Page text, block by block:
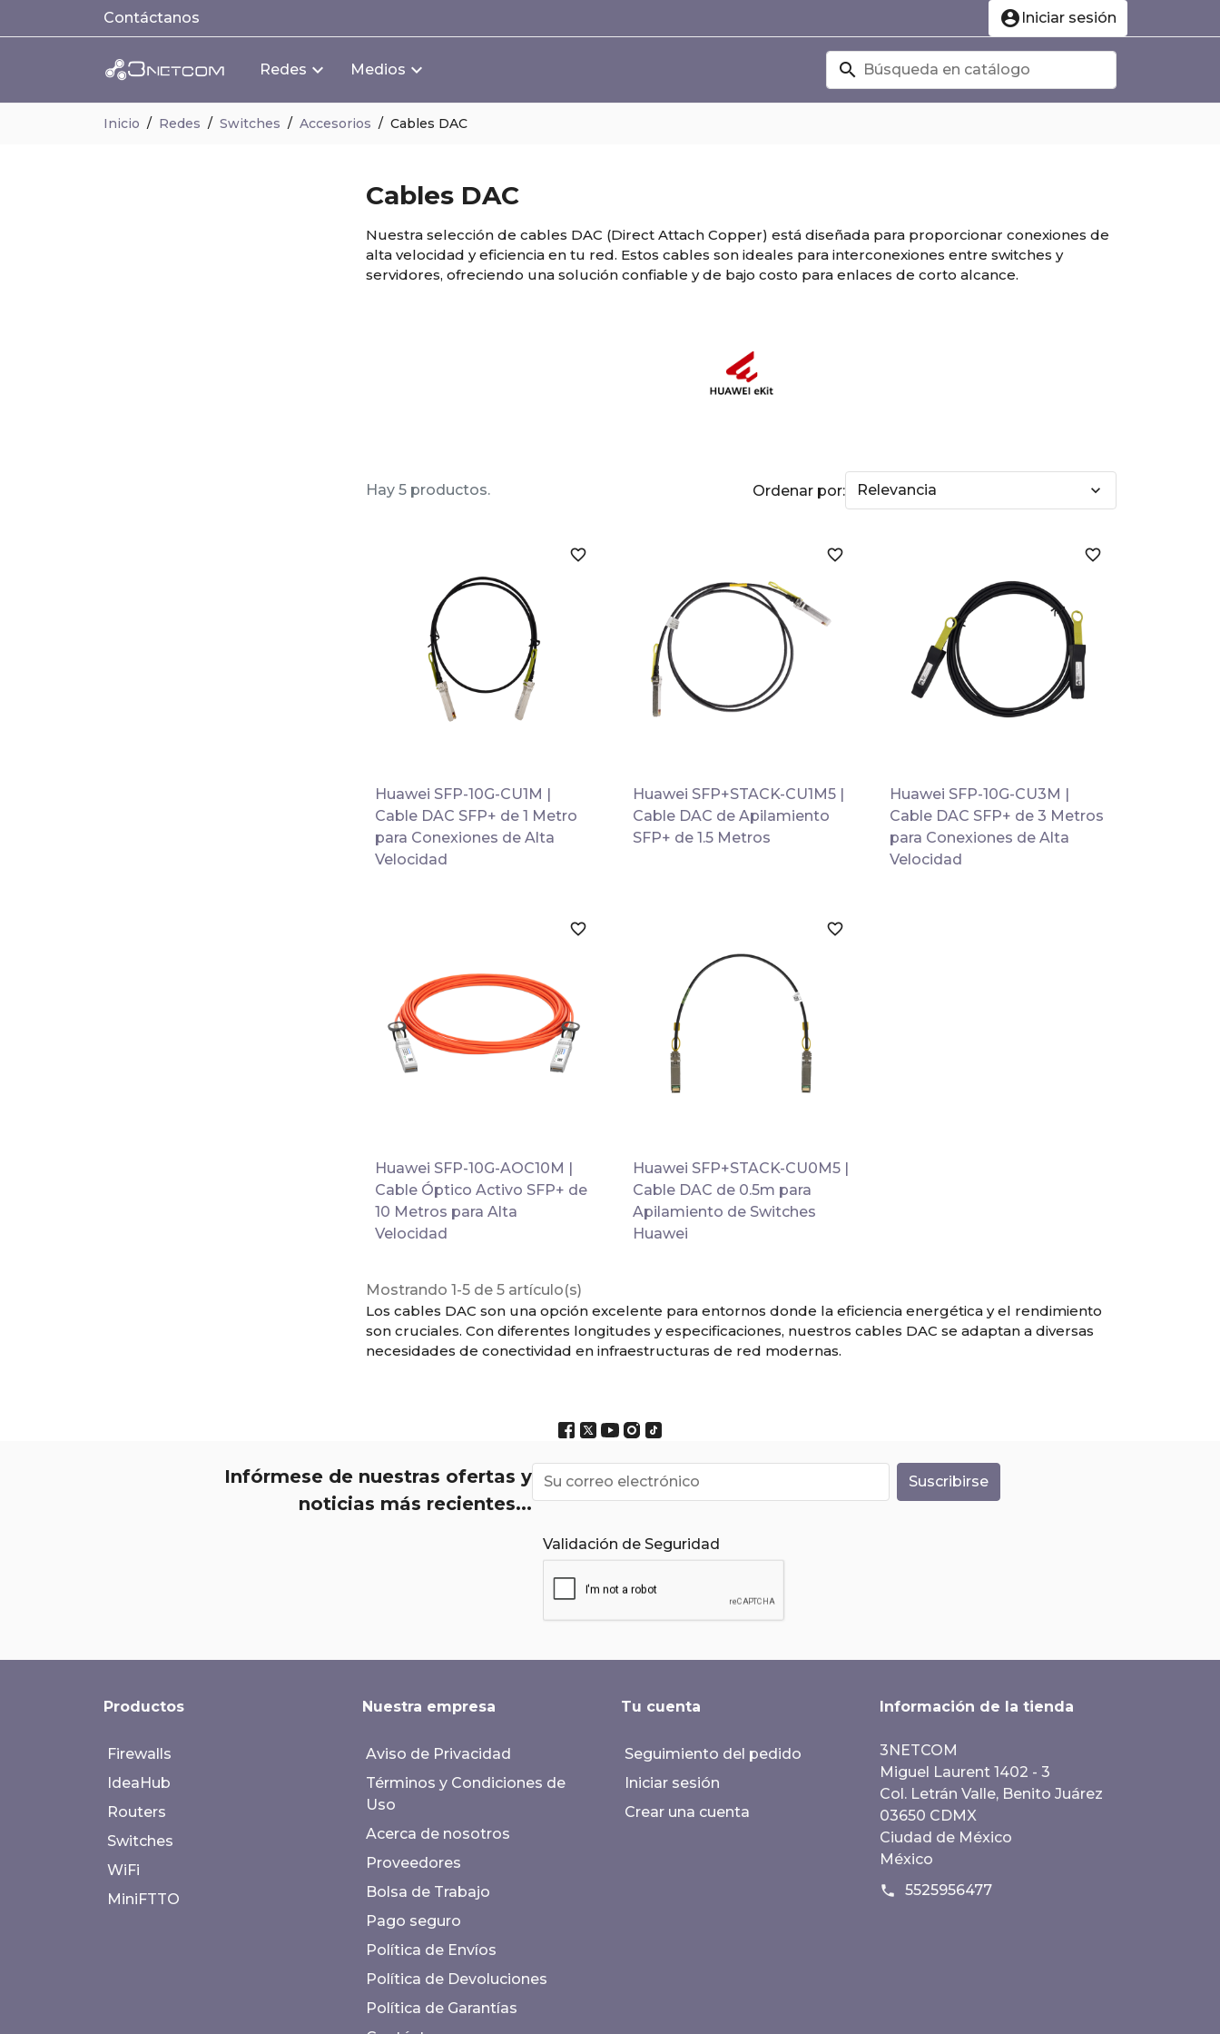
Contáctanos account_circle Iniciar sesión
Redes Medios search
Inicio Redes Switches Accesorios Cables DAC
Cables DAC
Nuestra selección de cables DAC (Direct Attach Copper) está diseñada para proporcionar conexiones de
alta velocidad y eficiencia en tu red. Estos cables son ideales para interconexiones entre switches y
servidores, ofreciendo una solución confiable y de bajo costo para enlaces de corto alcance.
Hay 5 productos. Ordenar por: Relevancia expand_more
Vista rápida
favorite_border
Huawei SFP-10G-CU1M |
Cable DAC SFP+ de 1 Metro
para Conexiones de Alta
Velocidad
Vista rápida
favorite_border
Huawei SFP+STACK-CU1M5 |
Cable DAC de Apilamiento
SFP+ de 1.5 Metros
Vista rápida
favorite_border
Huawei SFP-10G-CU3M |
Cable DAC SFP+ de 3 Metros
para Conexiones de Alta
Velocidad
Vista rápida
favorite_border
Huawei SFP-10G-AOC10M |
Cable Óptico Activo SFP+ de
10 Metros para Alta
Velocidad
Vista rápida
favorite_border
Huawei SFP+STACK-CU0M5 |
Cable DAC de 0.5m para
Apilamiento de Switches
Huawei
Mostrando 1-5 de 5 artículo(s)
Los cables DAC son una opción excelente para entornos donde la eficiencia energética y el rendimiento
son cruciales. Con diferentes longitudes y especificaciones, nuestros cables DAC se adaptan a diversas
necesidades de conectividad en infraestructuras de red modernas.
Infórmese de nuestras ofertas y
noticias más recientes...
Validación de Seguridad
Productos
Firewalls
IdeaHub
Routers
Switches
WiFi
MiniFTTO
Nuestra empresa
Aviso de Privacidad
Términos y Condiciones de
Uso
Acerca de nosotros
Proveedores
Bolsa de Trabajo
Pago seguro
Política de Envíos
Política de Devoluciones
Política de Garantías
Tu cuenta
Seguimiento del pedido
Iniciar sesión
Crear una cuenta
Información de la tienda
3NETCOM
Miguel Laurent 1402 - 3
Col. Letrán Valle, Benito Juárez
03650 CDMX
Ciudad de México
México
phone 5525956477